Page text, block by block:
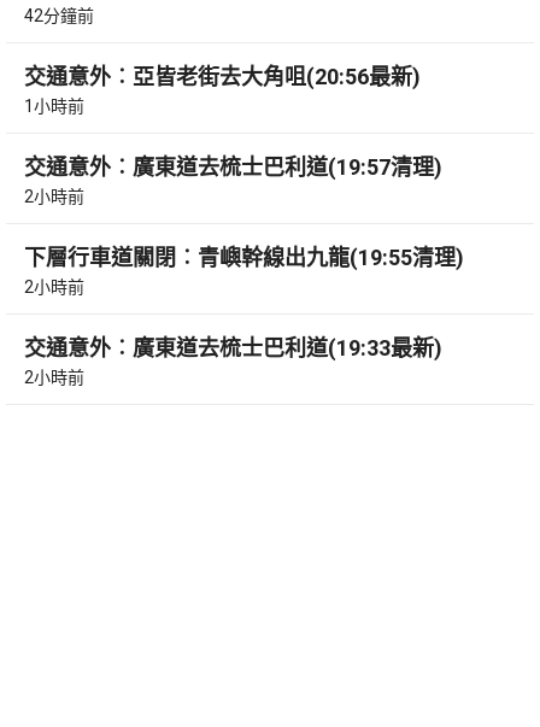
42分鐘前
交通意外︰亞皆老街去大角咀(20:56最新)
1小時前
交通意外︰廣東道去梳士巴利道(19:57清理)
2小時前
下層行車道關閉︰青嶼幹線出九龍(19:55清理)
2小時前
交通意外︰廣東道去梳士巴利道(19:33最新)
2小時前